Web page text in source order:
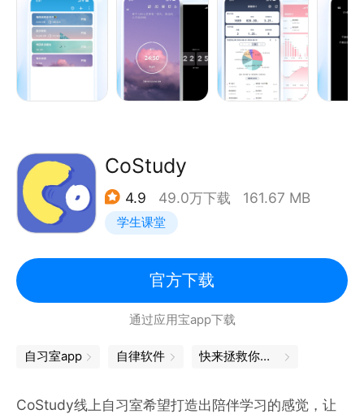
功能完备：待办清单，番茄钟，重复选项，到点提醒，
工作数据分析展示，云端同步，个性化设置（背景音，
背景色，番茄时间，休息时间）等等功能一应俱全，只
极简风：界面简洁美观，操作逻辑清晰简单，学习成本
为0。优化大部分操作，以流畅的动画进行衔接，将操
作过程最简化。
番茄工作法（Pomodoro Technique）是一种时间管
理法方法，在上世纪八十年代由Francesco Cirillo创
立。该方法使用一个定时器来分割出一个一般为25分
为pomodori，为意大利语单词 pomodoro 之复数。
CoStudy
4.9 49.0万下载 161.67 MB
学生课堂
官方下载
通过应用宝app下载
自习室app 自律软件 快来拯救你的DDL吧
CoStudy线上自习室希望打造出陪伴学习的感觉，让